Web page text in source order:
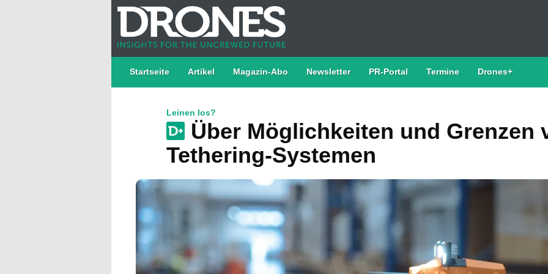
Startseite Artikel Magazin-Abo Newsletter PR-Portal Termine Drones+
Leinen los?
Über Möglichkeiten und Grenzen
Tethering-Systemen